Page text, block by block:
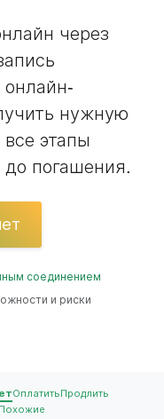
через
нужную
этапы
до погашения.
соединением
и риски
Оплатить Продлить
Похожие